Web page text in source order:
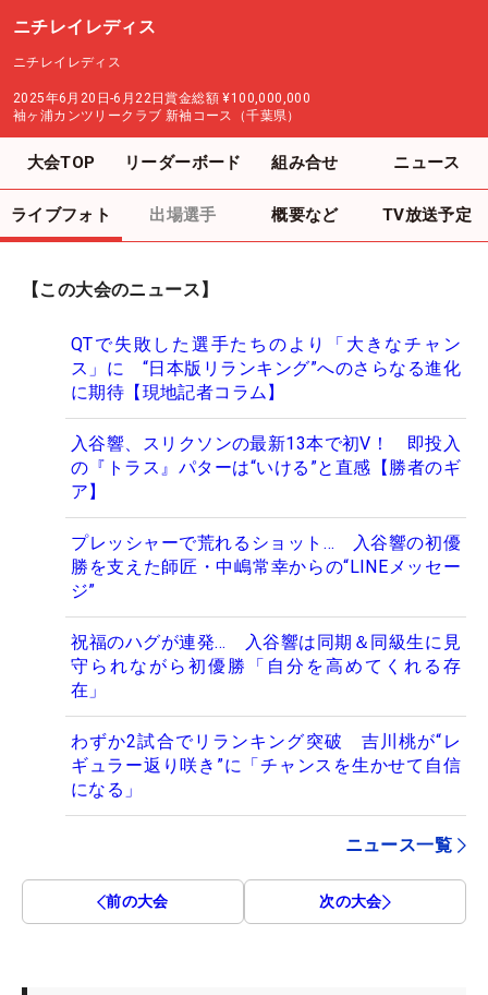
ニチレイレディス
ニチレイレディス
2025年6月20日-6月22日賞金総額 ¥100,000,000
袖ヶ浦カンツリークラブ 新袖コース（千葉県）
大会TOP リーダーボード 組み合せ ニュース
ライブフォト 出場選手 概要など TV放送予定
【この大会のニュース】
QTで失敗した選手たちのより「大きなチャン
ス」に “日本版リランキング”へのさらなる進化
に期待【現地記者コラム】
入谷響、スリクソンの最新13本で初V！ 即投入
の『トラス』パターは“いける”と直感【勝者のギ
ア】
プレッシャーで荒れるショット… 入谷響の初優
勝を支えた師匠・中嶋常幸からの“LINEメッセー
ジ”
祝福のハグが連発… 入谷響は同期＆同級生に見
守られながら初優勝「自分を高めてくれる存
在」
わずか2試合でリランキング突破 吉川桃が“レ
ギュラー返り咲き”に「チャンスを生かせて自信
になる」
ニュース一覧
前の大会 次の大会